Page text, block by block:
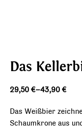
Das
29,50 €–43,90 €
Preisspanne:
bis
43,90 €
Das Weißbier
Schaumkrone aus